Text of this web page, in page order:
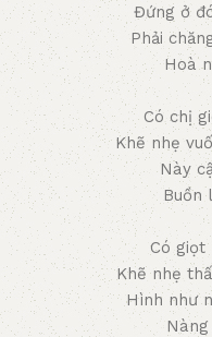
Đứng ở
Phải
Hoà
Có chị
Khẽ nhẹ
Này
Buồn
Có giọt
Khẽ nhẹ
Hình như